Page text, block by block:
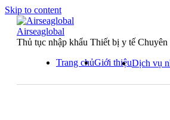
Skip to content
Airseaglobal
Thủ tục nhập khẩu Thiết bị y tế
Trang chủGiới thiệuDịch vụ